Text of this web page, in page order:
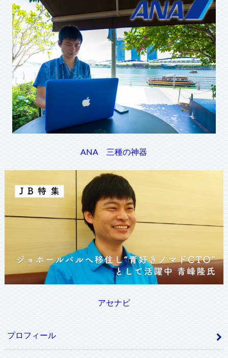
ANA 三種の神器
アセナビ
プロフィール